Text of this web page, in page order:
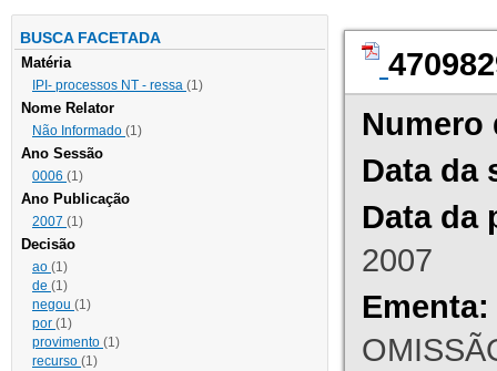
BUSCA FACETADA
Matéria
IPI- processos NT - ressa (1)
Nome Relator
Não Informado (1)
Ano Sessão
0006 (1)
Ano Publicação
2007 (1)
Decisão
ao (1)
de (1)
negou (1)
por (1)
provimento (1)
recurso (1)
Numero
Data da
Data da
2007
Ementa: